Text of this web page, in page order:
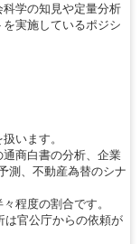
学の知見や定量分析
実施しているポジシ
います。
商白書の分析、企業
測、不動産為替のシナ
程度の割合です。
は官公庁からの依頼が